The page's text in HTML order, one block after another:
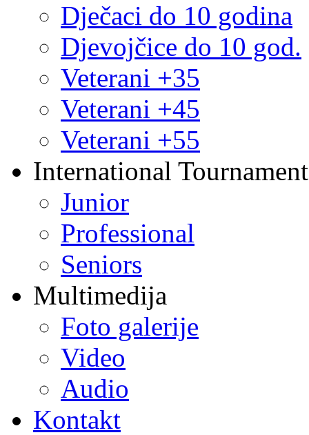
Dječaci do 10 godina
Djevojčice do 10 god.
Veterani +35
Veterani +45
Veterani +55
International
Junior
Professional
Seniors
Multimedija
Foto galerije
Video
Audio
Kontakt